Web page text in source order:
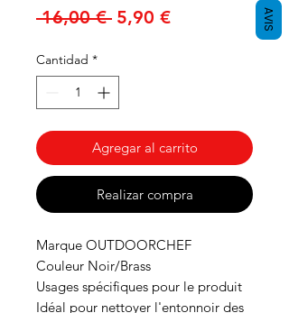
16,00 € Precio
5,90 €Precio
Cantidad *
Agregar al carrito
Realizar compra
Marque OUTDOORCHEF
Couleur Noir/Brass
Usages spécifiques pour le produit
Idéal pour nettoyer l'entonnoir des
AVIS